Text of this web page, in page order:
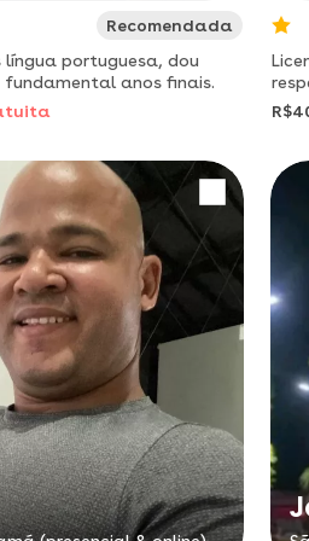
Recomendada
portuguesa, dou
anos finais.
fé.